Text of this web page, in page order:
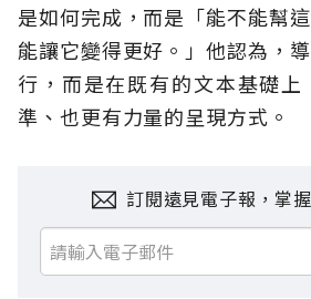
是如何完成，而是「能不能幫
能讓它變得更好。」他認為，
行，而是在既有的文本基礎
準、也更有力量的呈現方式。
訂閱遠見電子報，掌